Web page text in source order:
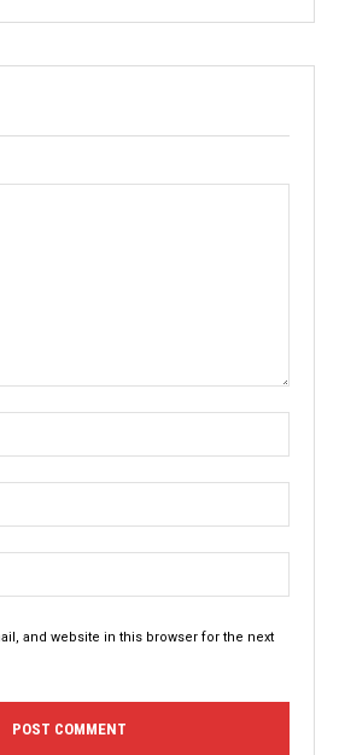
and website in this browser for the next